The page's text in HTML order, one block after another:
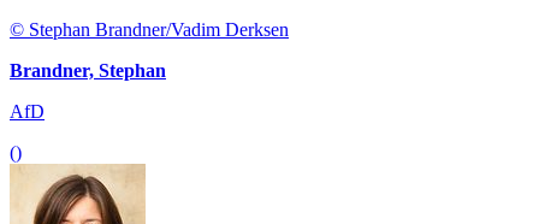
© Stephan Brandner/Vadim Derksen
Brandner, Stephan
AfD
()